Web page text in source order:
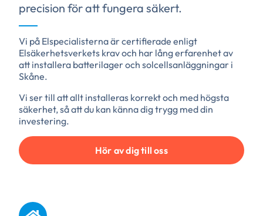
precision för att fungera säkert.
Vi på Elspecialisterna är certifierade enligt
Elsäkerhetsverkets krav och har lång erfarenhet av
att installera batterilager och solcellsanläggningar i
Skåne.
Vi ser till att allt installeras korrekt och med högsta
säkerhet, så att du kan känna dig trygg med din
investering.
Hör av dig till oss